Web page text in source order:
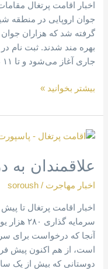
جوان اروپایی در منطقه
گرفته شد که هزاران جوان
جاری آغاز می‌شود و تا ۱۱ دسامبر ادامه خواهد
ساله
اروپایی
بیشتر بخوانید »
علاقمندان به
اخبار مهاجرت /
soroush
سرمایه
است، از هم اکنون پیش
دوستانی که بیش از یک
علاقمندان
دریافت
اروپا